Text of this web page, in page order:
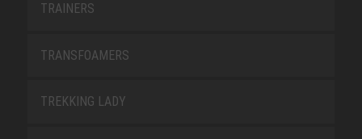
TRAINERS
TRANSFOAMERS
TREKKING LADY